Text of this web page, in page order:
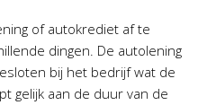
of autokrediet af te
dingen. De autolening
bij het bedrijf wat de
gelijk aan de duur van de